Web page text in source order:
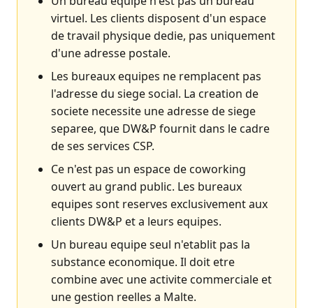
virtuel. Les clients disposent d'un espace
de travail physique dedie, pas uniquement
d'une adresse postale.
Les bureaux equipes ne remplacent pas
l'adresse du siege social. La creation de
societe necessite une adresse de siege
separee, que DW&P fournit dans le cadre
de ses services CSP.
Ce n'est pas un espace de coworking
ouvert au grand public. Les bureaux
equipes sont reserves exclusivement aux
clients DW&P et a leurs equipes.
Un bureau equipe seul n'etablit pas la
substance economique. Il doit etre
combine avec une activite commerciale et
une gestion reelles a Malte.